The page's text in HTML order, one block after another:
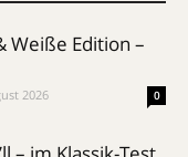
Weiße Edition –
2026 0